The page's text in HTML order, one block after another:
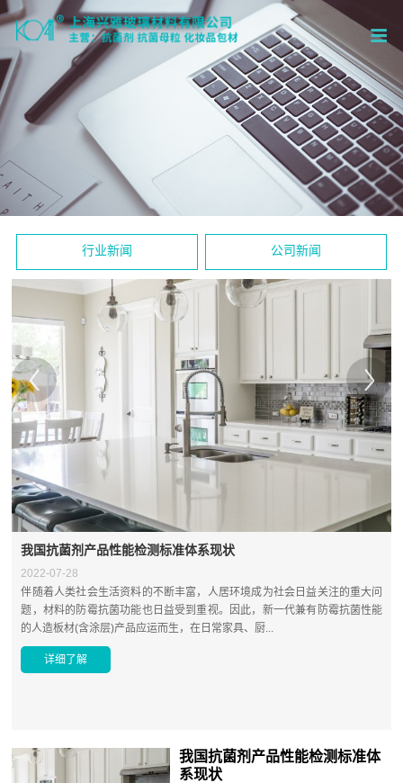
行业新闻 公司新闻
我国抗菌剂产品性能检测标准体系现状
2022-07-28
伴随着人类社会生活资料的不断丰富，人居环境成为社会日益关注的重大问
题，材料的防霉抗菌功能也日益受到重视。因此，新一代兼有防霉抗菌性能
的人造板材(含涂层)产品应运而生，在日常家具、厨...
详细了解
我国抗菌剂产品性能检测标准体
系现状